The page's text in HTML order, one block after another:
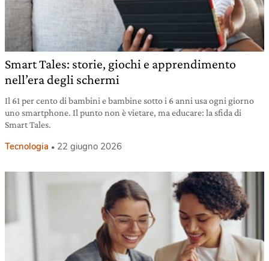
Smart Tales: storie, giochi e apprendimento
nell’era degli schermi
Il 61 per cento di bambini e bambine sotto i 6 anni usa ogni giorno
uno smartphone. Il punto non è vietare, ma educare: la sfida di
Smart Tales.
Tecnologia 22 giugno 2026